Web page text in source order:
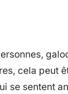
cela peut
se sentent